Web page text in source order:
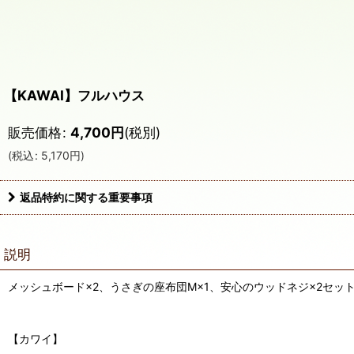
【KAWAI】フルハウス
販売価格: 4,700円(税別)
(税込: 5,170円)
返品特約に関する重要事項
説明
メッシュボード×2、うさぎの座布団M×1、安心のウッドネジ×2セッ
【カワイ】